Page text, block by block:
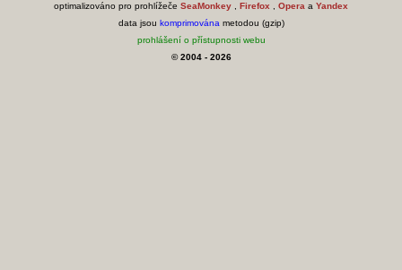
optimalizováno pro prohlížeče SeaMonkey Firefox Opera a Yandex
data jsou komprimována metodou (gzip)
prohlášení o přístupnosti webu
© 2004 - 2026